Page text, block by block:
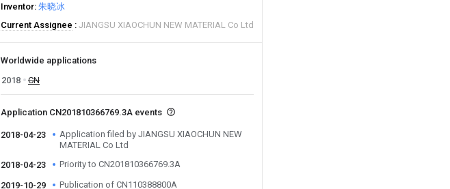
Inventor 朱晓冰
Current Assignee
JIANGSU XIAOCHUN NEW MATERIAL Co Ltd
Worldwide applications
2018
CN
Application CN201810366769.3A events
2018-04-23
Application filed by JIANGSU XIAOCHUN NEW
MATERIAL Co Ltd
2018-04-23
Priority to CN201810366769.3A
2019-10-29 Publication of CN110388800A